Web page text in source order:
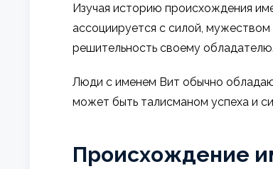
Изучая историю происхождения
ассоциируется с силой,
решительность своему обладателю.
Люди с именем Вит обычно
может быть талисманом успеха и
Происхождение